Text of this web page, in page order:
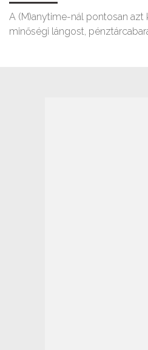
A (M)anytime-nál pontosan azt
minőségi lángost,